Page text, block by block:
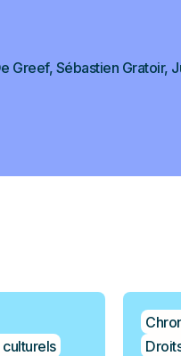
Greef, Sébastien Gratoir,